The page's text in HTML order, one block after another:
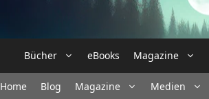
Bücher eBooks Magazine
Home Blog Magazine Medien